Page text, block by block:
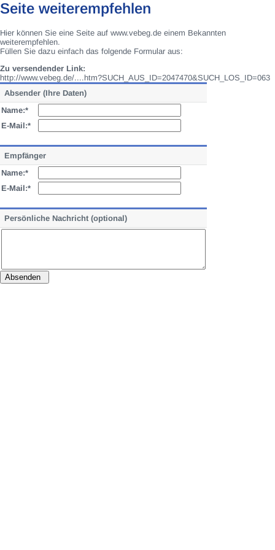
Seite weiterempfehlen
Hier können Sie eine Seite auf www.vebeg.de einem Bekannten
weiterempfehlen.
Füllen Sie dazu einfach das folgende Formular aus:
Zu versendender Link:
http://www.vebeg.de/....htm?SUCH_AUS_ID=2047470&SUCH_LOS_ID=063
Absender (Ihre Daten)
Name:*
E-Mail:*
Empfänger
Name:*
E-Mail:*
Persönliche Nachricht (optional)